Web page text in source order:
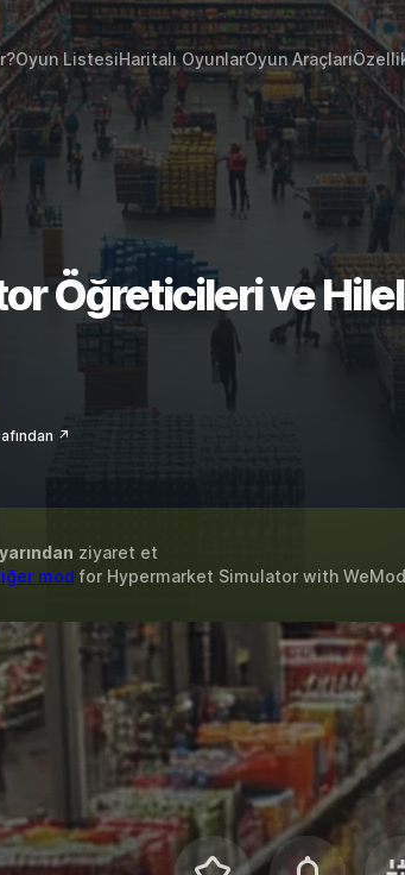
Oyun ListesiHaritalı OyunlarOyun Araçları
Öğreticileri ve
↗
ziyaret et
mod for Hypermarket Simulatorwith WeMod